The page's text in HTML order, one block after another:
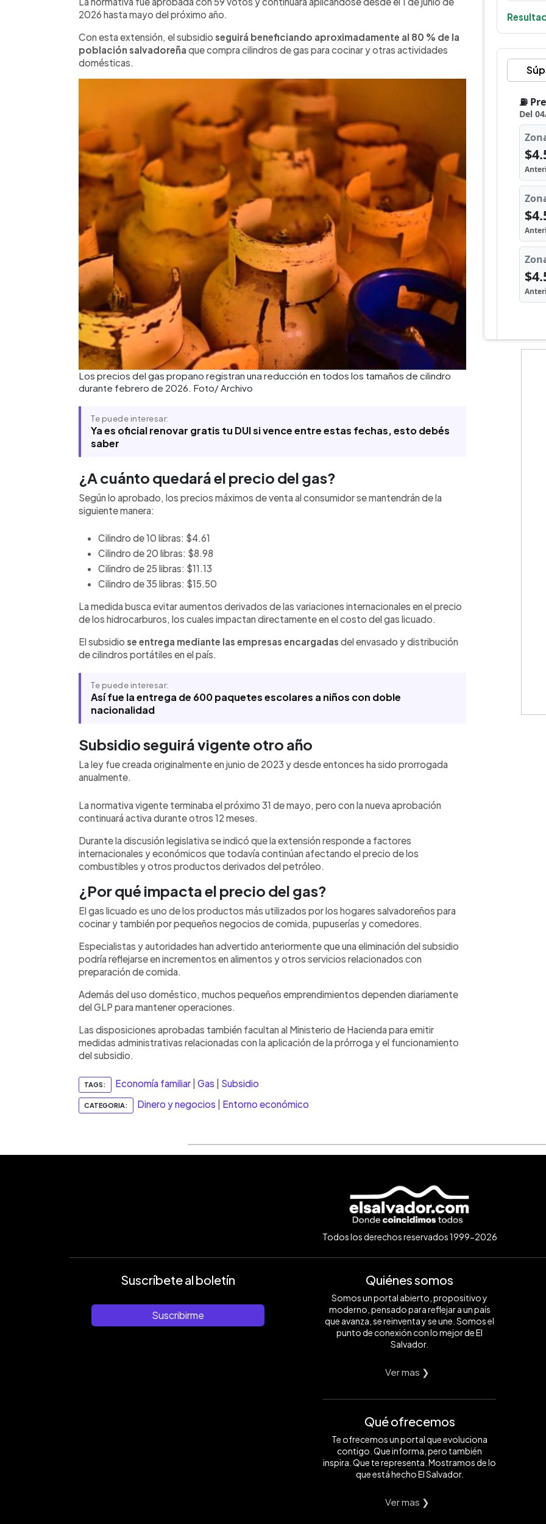
$15.50. El subsidio continuará beneficiando aproximadamente al 80 % de la
población salvadoreña y busca reducir el impacto de las variaciones
2026 hasta mayo del próximo año.
Con esta extensión, el subsidio seguirá beneficiando aproximadamente al 80 % de la
población salvadoreña que compra cilindros de gas para cocinar y otras actividades
domésticas.
Los precios del gas propano registran una reducción en todos los tamaños de cilindro
durante febrero de 2026. Foto/ Archivo
Te puede interesar:
Ya es oficial renovar gratis tu DUI si vence entre estas fechas, esto debés
saber
¿A cuánto quedará el precio del gas?
Según lo aprobado, los precios máximos de venta al consumidor se mantendrán de la
siguiente manera:
Cilindro de 10 libras: $4.61
Cilindro de 20 libras: $8.98
Cilindro de 25 libras: $11.13
Cilindro de 35 libras: $15.50
La medida busca evitar aumentos derivados de las variaciones internacionales en el precio
de los hidrocarburos, los cuales impactan directamente en el costo del gas licuado.
El subsidio se entrega mediante las empresas encargadas del envasado y distribución
de cilindros portátiles en el país.
Te puede interesar:
Así fue la entrega de 600 paquetes escolares a niños con doble
nacionalidad
Subsidio seguirá vigente otro año
La ley fue creada originalmente en junio de 2023 y desde entonces ha sido prorrogada
anualmente.
La normativa vigente terminaba el próximo 31 de mayo, pero con la nueva aprobación
continuará activa durante otros 12 meses.
Durante la discusión legislativa se indicó que la extensión responde a factores
internacionales y económicos que todavía continúan afectando el precio de los
combustibles y otros productos derivados del petróleo.
¿Por qué impacta el precio del gas?
El gas licuado es uno de los productos más utilizados por los hogares salvadoreños para
cocinar y también por pequeños negocios de comida, pupuserías y comedores.
Especialistas y autoridades han advertido anteriormente que una eliminación del subsidio
podría reflejarse en incrementos en alimentos y otros servicios relacionados con
preparación de comida.
Además del uso doméstico, muchos pequeños emprendimientos dependen diariamente
del GLP para mantener operaciones.
Las disposiciones aprobadas también facultan al Ministerio de Hacienda para emitir
medidas administrativas relacionadas con la aplicación de la prórroga y el funcionamiento
del subsidio.
TAGS: Economía familiar Gas Subsidio
CATEGORIA: Dinero y negocios Entorno económico
Todos los derechos reservados 1999-2026
Suscríbete al boletín
Suscribirme
Quiénes somos
Somos un portal abierto, propositivo y
moderno, pensado para reflejar a un país
que avanza, se reinventa y se une. Somos el
punto de conexión con lo mejor de El
Salvador.
Ver mas ❯
Qué ofrecemos
Te ofrecemos un portal que evoluciona
contigo. Que informa, pero también
inspira. Que te representa. Mostramos de lo
que está hecho El Salvador.
Ver mas ❯